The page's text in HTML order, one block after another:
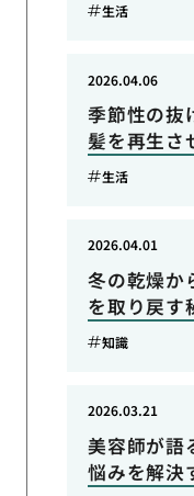
生活
季節性の抜
髪を再生さ
2026.04.06
生活
冬の乾燥か
を取り戻す
2026.04.01
知識
美容師が語
悩みを解決
2026.03.21